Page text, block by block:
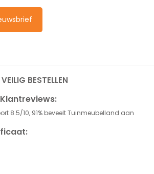
BESTELLEN
8.5/10, 91% beveelt Tuinmeubelland aan